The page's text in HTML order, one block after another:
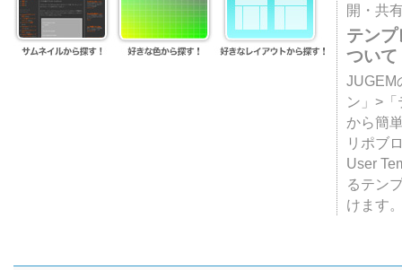
開・共
テン
ついて
JUGEM
ン」>
から簡
リポブ
User
るテン
けます